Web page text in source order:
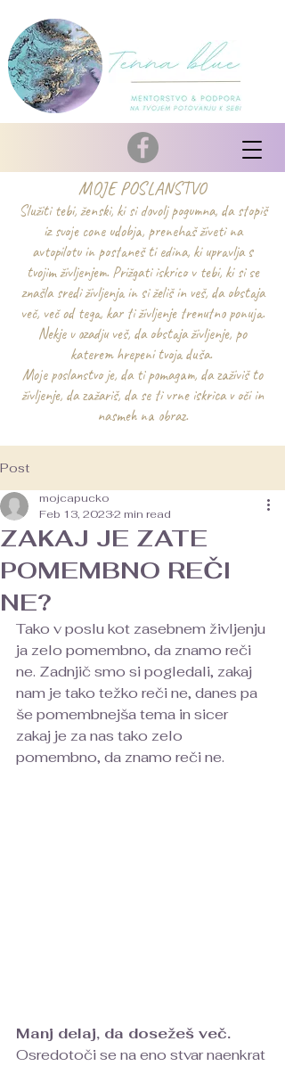
MOJE POSLANSTVO
Služiti tebi, ženski, ki si dovolj pogumna, da stopiš
iz svoje cone udobja, prenehaš živeti na
avtopilotu in postaneš ti edina, ki upravlja s
tvojim življenjem. Prižgati iskrico v tebi, ki si se
znašla sredi življenja in si želiš in veš, da obstaja
več, več od tega, kar ti življenje trenutno ponuja.
Nekje v ozadju veš, da obstaja življenje, po
katerem hrepeni tvoja duša.
Moje poslanstvo je, da ti pomagam, da zaživiš to
življenje, da zažariš, da se ti vrne iskrica v oči in
nasmeh na obraz.
Post
ZAKAJ JE ZATE
POMEMBNO REČI
NE?
mojcapucko
Feb 13, 20232 min read
Tako v poslu kot zasebnem življenju
ja zelo pomembno, da znamo reči
ne. Zadnjič smo si pogledali, zakaj
nam je tako težko reči ne, danes pa
še pomembnejša tema in sicer
zakaj je za nas tako zelo
pomembno, da znamo reči ne.
Manj delaj, da dosežeš več.
Osredotoči se na eno stvar naenkrat